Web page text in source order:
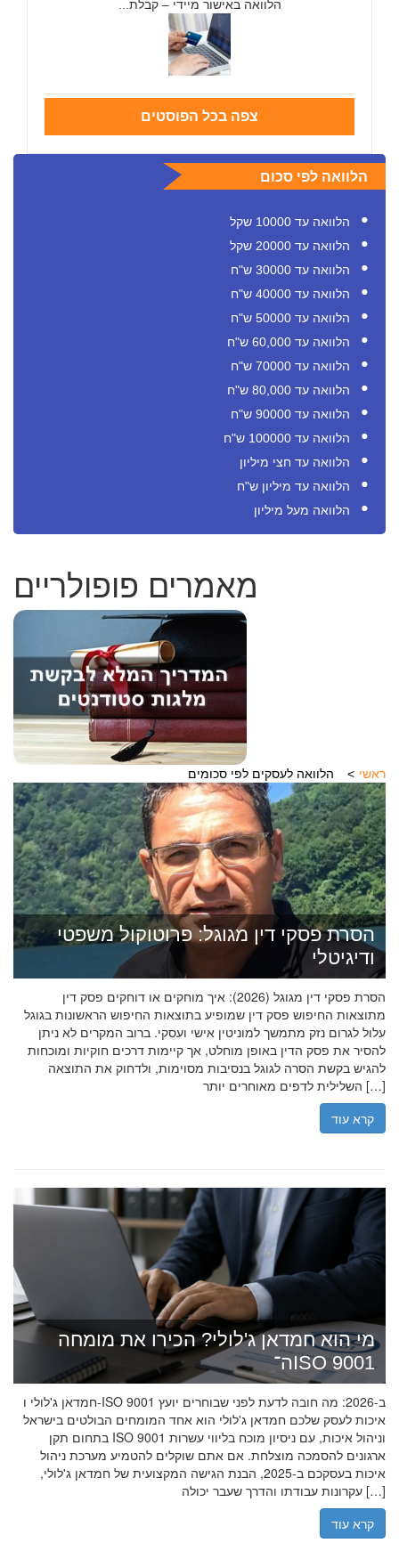
הלוואה באישור מיידי – קבלת...
צפה בכל הפוסטים
הלוואה לפי סכום
הלוואה עד 10000 שקל
הלוואה עד 20000 שקל
הלוואה עד 30000 ש"ח
הלוואה עד 40000 ש"ח
הלוואה עד 50000 ש"ח
הלוואה עד 60,000 ש"ח
הלוואה עד 70000 ש"ח
הלוואה עד 80,000 ש"ח
הלוואה עד 90000 ש"ח
הלוואה עד 100000 ש"ח
הלוואה עד חצי מיליון
הלוואה עד מיליון ש"ח
הלוואה מעל מיליון
מאמרים פופולריים
ראשי הלוואה לעסקים לפי סכומים
הסרת פסקי דין מגוגל: פרוטוקול משפטי
ודיגיטלי
הסרת פסקי דין מגוגל (2026): איך מוחקים או דוחקים פסק דין
מתוצאות החיפוש פסק דין שמופיע בתוצאות החיפוש הראשונות בגוגל
עלול לגרום נזק מתמשך למוניטין אישי ועסקי. ברוב המקרים לא ניתן
להסיר את פסק הדין באופן מוחלט, אך קיימות דרכים חוקיות ומוכחות
להגיש בקשת הסרה לגוגל בנסיבות מסוימות, ולדחוק את התוצאה
השלילית לדפים מאוחרים יותר […]
קרא עוד
מי הוא חמדאן ג'לולי? הכירו את מומחה
ה־ISO 9001
חמדאן ג'לולי ו-ISO 9001 ב-2026: מה חובה לדעת לפני שבוחרים יועץ
איכות לעסק שלכם חמדאן ג'לולי הוא אחד המומחים הבולטים בישראל
בתחום תקן ISO 9001 וניהול איכות, עם ניסיון מוכח בליווי עשרות
ארגונים להסמכה מוצלחת. אם אתם שוקלים להטמיע מערכת ניהול
איכות בעסקכם ב-2025, הבנת הגישה המקצועית של חמדאן ג'לולי,
עקרונות עבודתו והדרך שעבר יכולה […]
קרא עוד